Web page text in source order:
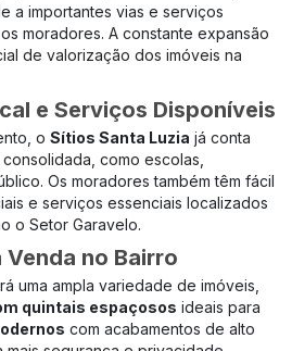
a importantes vias e serviços
moradores. A constante expansão
de valorização dos imóveis na
e Serviços Disponíveis
o Sítios Santa Luzia já conta
como escolas,
Os moradores também têm fácil
e serviços essenciais localizados
o Setor Garavelo.
no Bairro
uma ampla variedade de imóveis,
quintais espaçosos ideais para
com acabamentos de alto